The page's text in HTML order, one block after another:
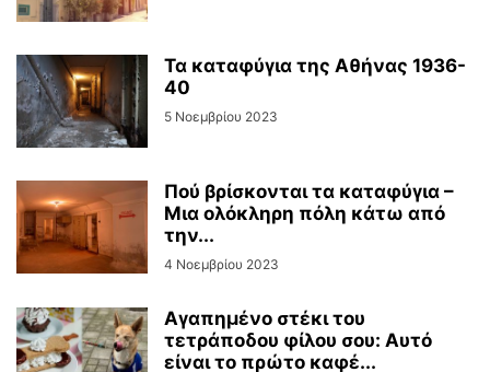
Τα καταφύγια της Αθήνας 1936-
40
5 Νοεμβρίου 2023
Πού βρίσκονται τα καταφύγια –
Μια ολόκληρη πόλη κάτω από
την...
4 Νοεμβρίου 2023
Αγαπημένο στέκι του
τετράποδου φίλου σου: Αυτό
είναι το πρώτο καφέ...